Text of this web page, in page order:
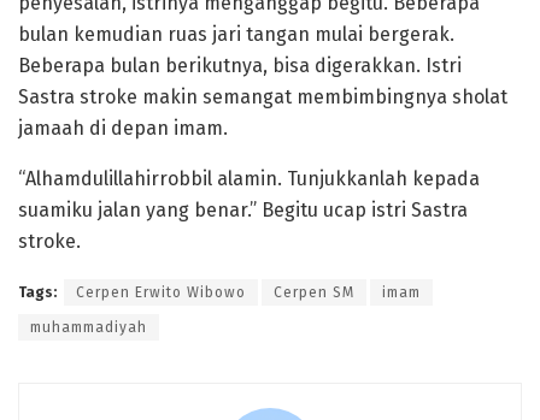
bulan kemudian ruas jari tangan mulai bergerak.
Beberapa bulan berikutnya, bisa digerakkan. Istri
Sastra stroke makin semangat membimbingnya sholat
jamaah di depan imam.
“Alhamdulillahirrobbil alamin. Tunjukkanlah kepada
suamiku jalan yang benar.” Begitu ucap istri Sastra
stroke.
Tags: Cerpen Erwito Wibowo Cerpen SM imam
muhammadiyah